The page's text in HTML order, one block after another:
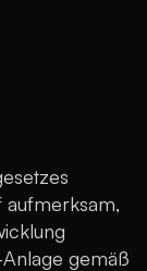
aufmerksam,
gemäß